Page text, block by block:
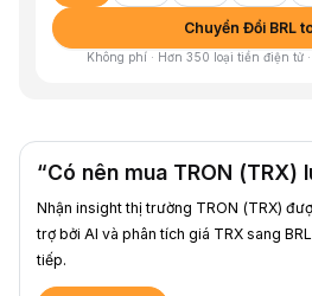
Chuyển Đổi BRL
Không phí · Hơn 350 loại tiền điện tử
“Có nên mua TRON (TRX)
Nhận insight thị trường TRON (TRX)
trợ bởi AI và phân tích giá TRX sang
tiếp.